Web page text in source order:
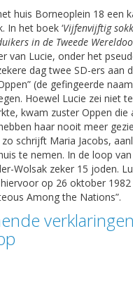
huis Borneoplein 18 een
In het boek ‘Vijfenvijftig
in de Tweede
van Lucie, onder het
dag twee SD-ers aan
(de gefingeerde
Hoewel Lucie zei niet
kwam zuster Oppen die
haar nooit meer
schrijft Maria Jacobs,
te nemen. In de loop
Wolsak zeker 15 joden.
op 26 oktober 1982
Among the Nations”.